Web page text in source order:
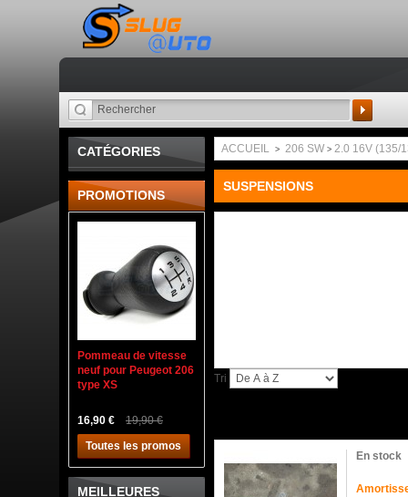
CATÉGORIES
PROMOTIONS
Pommeau de vitesse
neuf pour Peugeot 206
type XS
16,90 €
19,90 €
Toutes les promos
MEILLEURES
ACCUEIL > 206 SW > 2.0 16V (135/
SUSPENSIONS
Tri
En stock